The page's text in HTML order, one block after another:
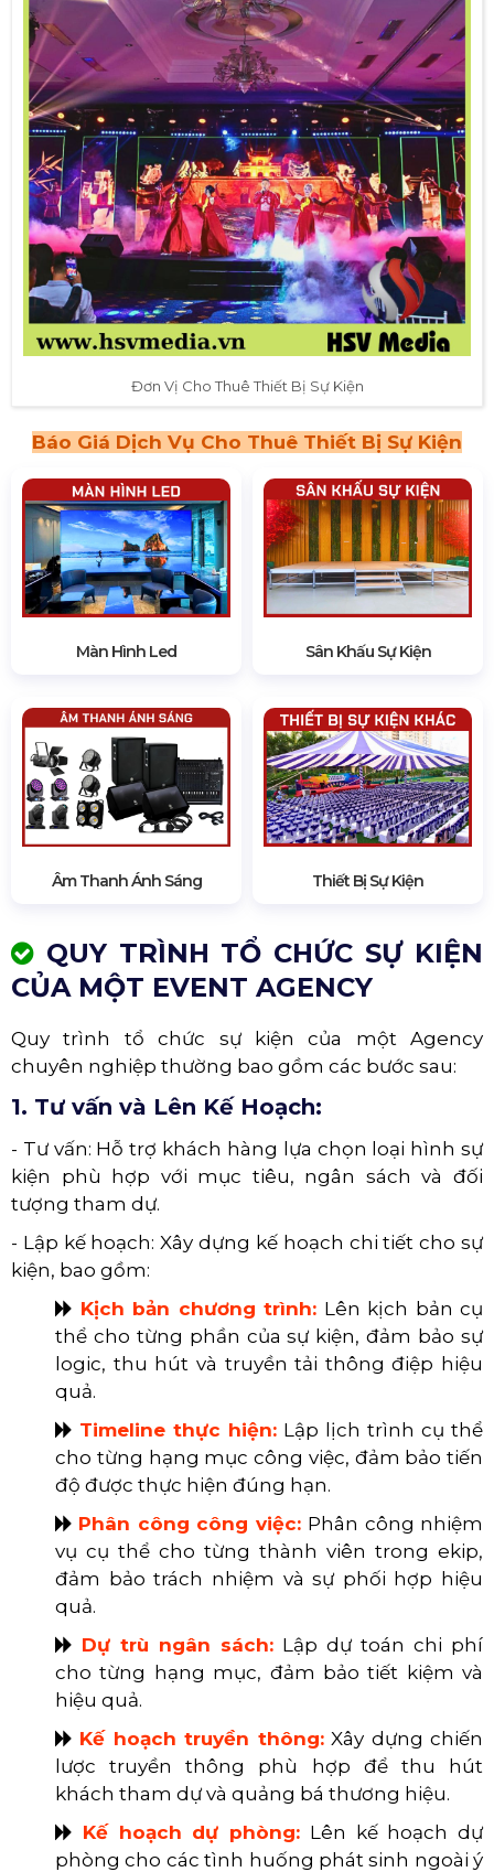
Đơn Vị Cho Thuê Thiết Bị Sự Kiện
Báo Giá Dịch Vụ Cho Thuê Thiết Bị Sự Kiện
Màn Hình Led Sân Khấu Sự Kiện
Âm Thanh Ánh Sáng Thiết Bị Sự Kiện
QUY TRÌNH TỔ CHỨC SỰ KIỆN
CỦA MỘT EVENT AGENCY
Quy trình tổ chức sự kiện của một Agency
chuyên nghiệp thường bao gồm các bước sau:
1. Tư vấn và Lên Kế Hoạch:
- Tư vấn: Hỗ trợ khách hàng lựa chọn loại hình sự
kiện phù hợp với mục tiêu, ngân sách và đối
tượng tham dự.
- Lập kế hoạch: Xây dựng kế hoạch chi tiết cho sự
kiện, bao gồm:
Kịch bản chương trình: Lên kịch bản cụ
thể cho từng phần của sự kiện, đảm bảo sự
logic, thu hút và truyền tải thông điệp hiệu
quả.
Timeline thực hiện: Lập lịch trình cụ thể
cho từng hạng mục công việc, đảm bảo tiến
độ được thực hiện đúng hạn.
Phân công công việc: Phân công nhiệm
vụ cụ thể cho từng thành viên trong ekip,
đảm bảo trách nhiệm và sự phối hợp hiệu
quả.
Dự trù ngân sách: Lập dự toán chi phí
cho từng hạng mục, đảm bảo tiết kiệm và
hiệu quả.
Kế hoạch truyền thông:Xây dựng chiến
lược truyền thông phù hợp để thu hút
khách tham dự và quảng bá thương hiệu.
Kế hoạch dự phòng: Lên kế hoạch dự
phòng cho các tình huống phát sinh ngoài ý